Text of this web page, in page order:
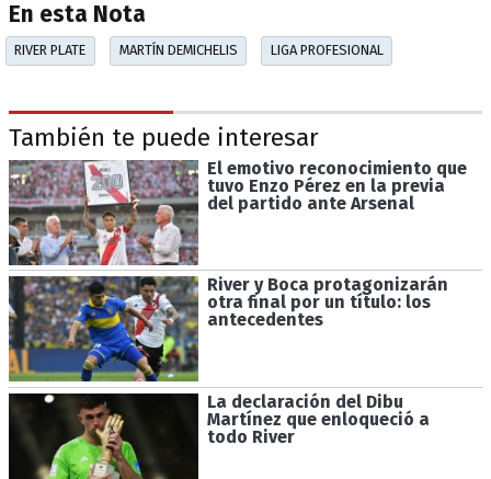
En esta Nota
RIVER PLATE MARTÍN DEMICHELIS LIGA PROFESIONAL
También te puede interesar
El emotivo reconocimiento que
tuvo Enzo Pérez en la previa
del partido ante Arsenal
River y Boca protagonizarán
otra final por un título: los
antecedentes
La declaración del Dibu
Martínez que enloqueció a
todo River